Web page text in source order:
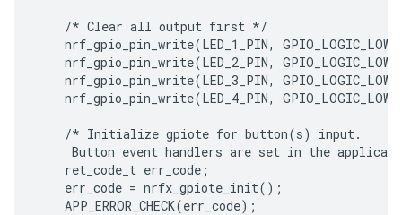
    /* Clear all output first */
nrf_gpio_pin_write(LED_1_PIN,
nrf_gpio_pin_write(LED_2_PIN,
nrf_gpio_pin_write(LED_3_PIN,
nrf_gpio_pin_write(LED_4_PIN,
    /* Initialize gpiote for button(s) input.
Button event handlers are set in the
    ret_code_t err_code;
    err_code = nrfx_gpiote_init();
    APP_ERROR_CHECK(err_code);